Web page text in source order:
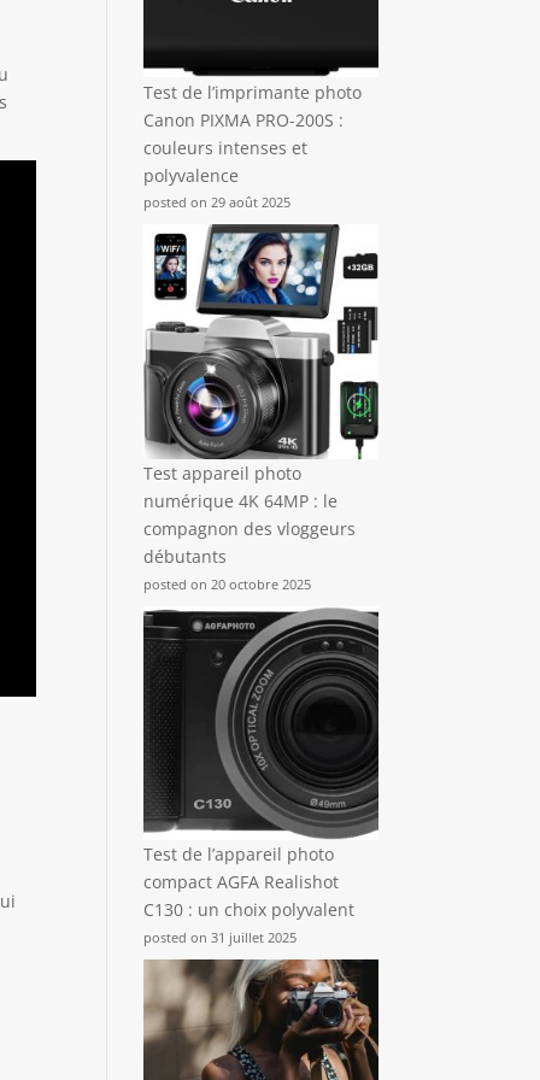
Test de l’imprimante photo
Canon PIXMA PRO-200S :
couleurs intenses et
polyvalence
posted on 29 août 2025
Test appareil photo
numérique 4K 64MP : le
compagnon des vloggeurs
débutants
posted on 20 octobre 2025
Test de l’appareil photo
compact AGFA Realishot
C130 : un choix polyvalent
posted on 31 juillet 2025